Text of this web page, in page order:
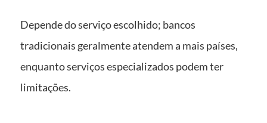
Depende do serviço escolhido; bancos
tradicionais geralmente atendem a mais países,
enquanto serviços especializados podem ter
limitações.